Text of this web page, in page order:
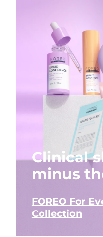
Clinical
minus
FOREO For
Collection